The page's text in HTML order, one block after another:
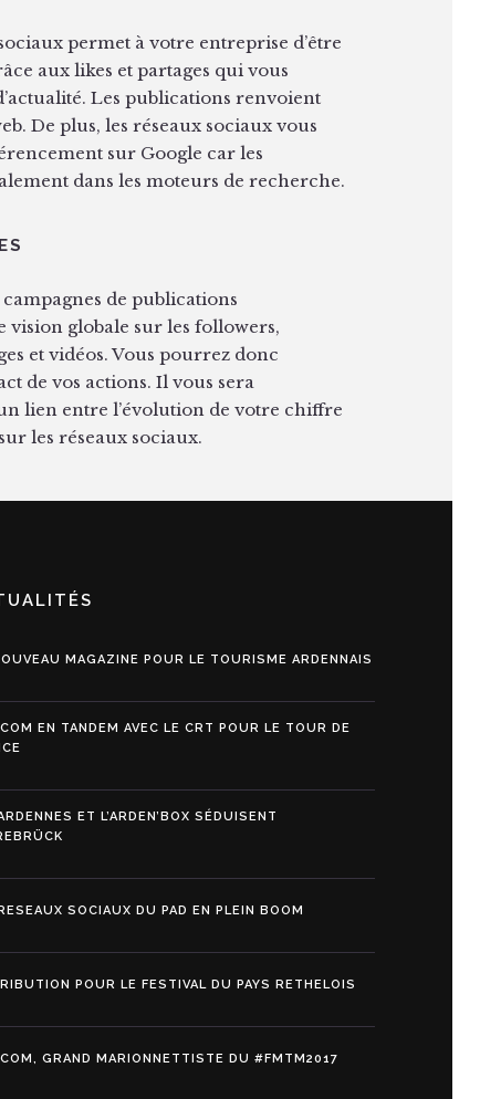
permet à votre entreprise d’être
aux likes et partages qui vous
Les publications renvoient
De plus, les réseaux sociaux vous
sur Google car les
dans les moteurs de recherche.
de publications
vision globale sur les followers,
et vidéos. Vous pourrez donc
de vos actions. Il vous sera
lien entre l’évolution de votre chiffre
les réseaux sociaux.
MAGAZINE POUR LE TOURISME ARDENNAIS
EN TANDEM AVEC LE CRT POUR LE TOUR DE
ET L’ARDEN’BOX SÉDUISENT
SOCIAUX DU PAD EN PLEIN BOOM
POUR LE FESTIVAL DU PAYS RETHELOIS
GRAND MARIONNETTISTE DU #FMTM2017